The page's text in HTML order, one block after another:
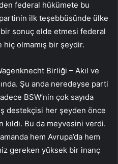
federal hükümete bu
partinin ilk teşebbüsünde ülke
sonuç elde etmesi federal
olmamış bir şeydir.
Birliği – Akıl ve
Şu anda neredeyse parti
BSW’nin çok sayıda
destekçisi her şeyden önce
kıldı. Bu da meyvesini verdi.
hem Avrupa’da hem
gereken yüksek bir inanç